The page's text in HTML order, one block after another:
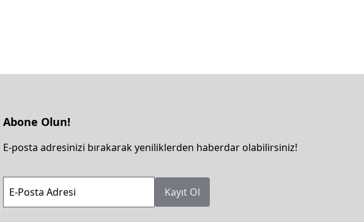
Abone Olun!
E-posta adresinizi bırakarak yeniliklerden haberdar olabilirsiniz!
E-Posta Adresi Kayıt Ol